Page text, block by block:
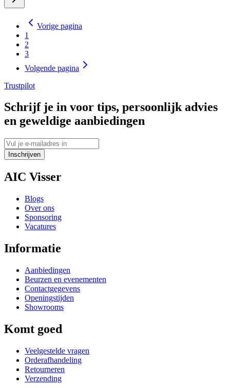
Vorige pagina
1
2
3
Volgende pagina
Trustpilot
Schrijf je in voor tips, persoonlijk advies
en geweldige aanbiedingen
Inschrijven
AIC Visser
Blogs
Over ons
Sponsoring
Vacatures
Informatie
Aanbiedingen
Beurzen en evenementen
Contactgegevens
Openingstijden
Showrooms
Komt goed
Veelgestelde vragen
Orderafhandeling
Retourneren
Verzending